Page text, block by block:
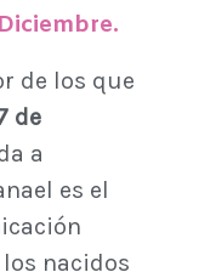
de los que
de
a
es el
nacidos